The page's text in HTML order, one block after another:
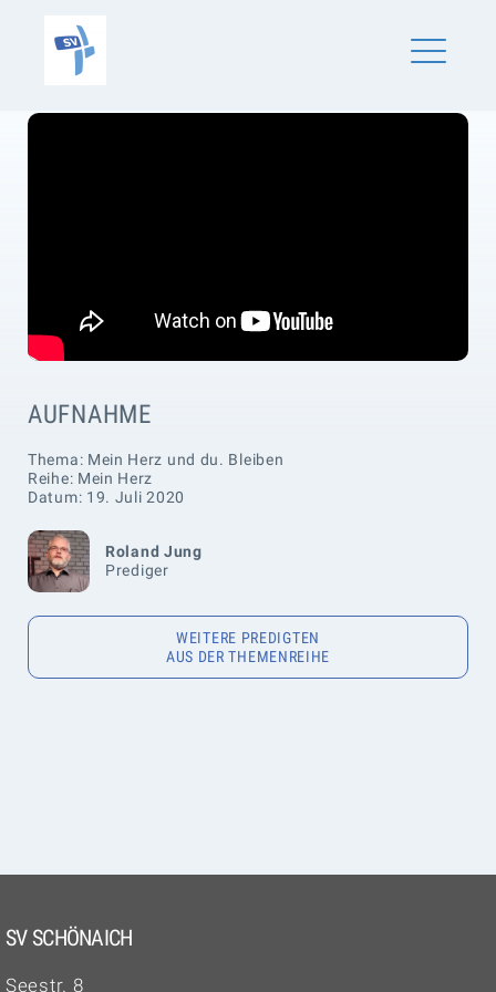
SV Schönaich
AUFNAHME
Thema: Mein Herz und du. Bleiben
Reihe: Mein Herz
Datum: 19. Juli 2020
Roland Jung
Prediger
WEITERE PREDIGTEN
AUS DER THEMENREIHE
SV SCHÖNAICH
Seestr. 8